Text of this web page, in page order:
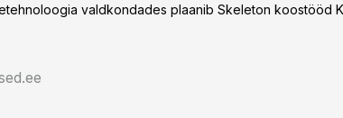
valdkondades plaanib Skeleton koostööd